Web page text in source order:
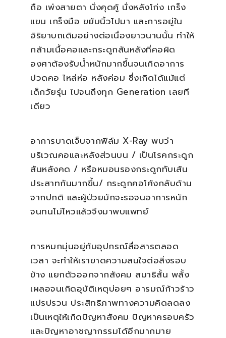
ถือ เพ่งสายตา นั่งคุดคู้ นั่งหลังโก่ง เกร็ง
แขน เกร็งมือ ขยับนิ้วไปมา และการอยู่ใน
อิริยาบถเดิมอย่างต่อเนื่องยาวนานนั้น ทำให้
กล้ามเนื้อคอและกระดูกสันหลังที่คอผิด
องศาต้องรับนํ้าหนักมากขึ้นจนเกิดอาการ
ปวดคอ ไหล่ห่อ หลังค่อม ซึ่งเกิดได้แม้แต่
เด็กวัยรุ่น ไปจนถึงทุก Generation เลยที
เดียว
อาการบาดเจ็บจากฟิล์ม X-Ray พบว่า
บริเวณคอและหลังส่วนบน / เป็นโรคกระดูก
สันหลังคด / หรือหมอนรองกระดูกทับเส้น
ประสาทกันมากขึ้น/ กระดูกคอโค้งกลับด้าน
จากปกติ และผู้ป่วยมักจะรอจนอาการหนัก
จนทนไม่ไหวแล้วจึงมาพบแพทย์
การหมกมุ่นอยู่กับอุปกรณ์สื่อสารตลอด
เวลา จะทำให้เราขาดความสนใจต่อสิ่งรอบ
ข้าง แยกตัวออกจากสังคม สมาธิสั้น พลั้ง
เผลอจนเกิดอุบัติเหตุบ่อยๆ อารมณ์ก้าวร้าว
แปรปรวน ประสิทธิภาพทางความคิดลดลง
เป็นเหตุให้เกิดปัญหาสังคม ปัญหาครอบครัว
และปัญหาอาชญากรรมได้อีกมากมาย